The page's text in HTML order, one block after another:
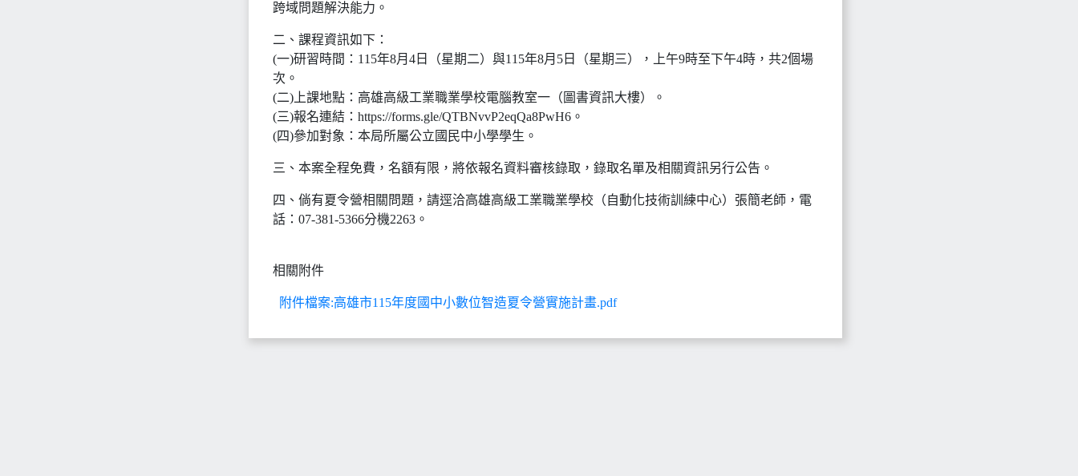
跨域問題解決能力。
二、課程資訊如下：
(一)研習時間：115年8月4日（星期二）與115年8月5日（星期三），上午9時至下午4時，共2個場
次。
(二)上課地點：高雄高級工業職業學校電腦教室一（圖書資訊大樓）。
(三)報名連結：https://forms.gle/QTBNvvP2eqQa8PwH6。
(四)參加對象：本局所屬公立國民中小學學生。
三、本案全程免費，名額有限，將依報名資料審核錄取，錄取名單及相關資訊另行公告。
四、倘有夏令營相關問題，請逕洽高雄高級工業職業學校（自動化技術訓練中心）張簡老師，電
話：07-381-5366分機2263。
相關附件
附件檔案:高雄市115年度國中小數位智造夏令營實施計畫.pdf